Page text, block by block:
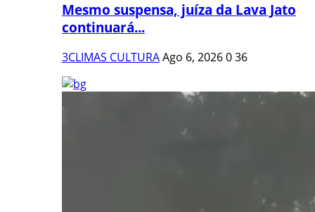
Mesmo suspensa, juíza da Lava Jato
continuará...
3CLIMAS CULTURAAgo 6, 2026036